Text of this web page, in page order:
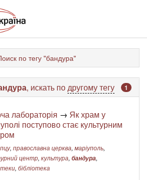
по тегу "бандура"
1
, искать подругому тегу
лабораторія → Як храм у
поступово стає культурним
пцу, православна церква, маріуполь,
центр, культура, бандура,
, бібліотека